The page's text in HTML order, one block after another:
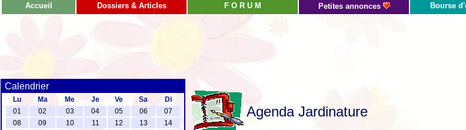
Accueil Dossiers & Articles F O R U M Petites annonces Bourse
Calendrier
Lu Ma Me Je Ve Sa
Di
01
02 03 04 05 06
07
08
09 10 11 12 13
14
Agenda Jardinature